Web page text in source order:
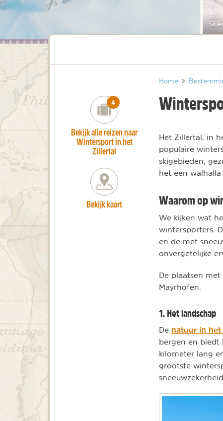
Home >
Het Zillertal, in
populaire
skigebieden,
het een walhalla
Waarom op
We kijken wat
wintersporters.
en de met
onvergetelijke
De plaatsen
Mayrhofen.
1. Het landschap
De natuur in het
bergen en biedt
kilometer lang
grootste
number_of_trips:
4
Bekijk alle reizen naar
Wintersport in het
Zillertal
Bekijk kaart